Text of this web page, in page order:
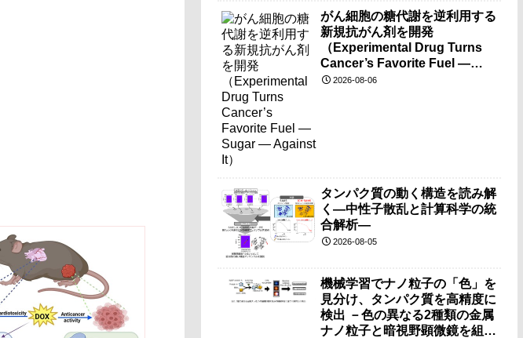
がん細胞の糖代謝を逆利用する
新規抗がん剤を開発
（Experimental Drug Turns
Cancer’s Favorite Fuel —
Sugar — Against It）
2026-08-06
タンパク質の動く構造を読み解
く―中性子散乱と計算科学の統
合解析―
2026-08-05
機械学習でナノ粒子の「色」を
見分け、タンパク質を高精度に
検出 －色の異なる2種類の金属
ナノ粒子と暗視野顕微鏡を組み